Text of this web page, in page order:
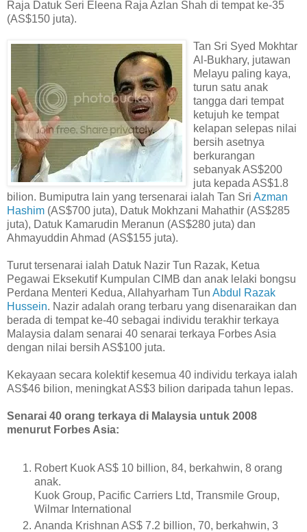
Raja Datuk Seri Eleena Raja Azlan Shah di tempat ke-35
(AS$150 juta).
Tan Sri Syed Mokhtar
Al-Bukhary, jutawan
Melayu paling kaya,
turun satu anak
tangga dari tempat
ketujuh ke tempat
kelapan selepas nilai
bersih asetnya
berkurangan
sebanyak AS$200
juta kepada AS$1.8
bilion. Bumiputra lain yang tersenarai ialah Tan Sri Azman
Hashim (AS$700 juta), Datuk Mokhzani Mahathir (AS$285
juta), Datuk Kamarudin Meranun (AS$280 juta) dan
Ahmayuddin Ahmad (AS$155 juta).
Turut tersenarai ialah Datuk Nazir Tun Razak, Ketua
Pegawai Eksekutif Kumpulan CIMB dan anak lelaki bongsu
Perdana Menteri Kedua, Allahyarham Tun Abdul Razak
Hussein. Nazir adalah orang terbaru yang disenaraikan dan
berada di tempat ke-40 sebagai individu terakhir terkaya
Malaysia dalam senarai 40 senarai terkaya Forbes Asia
dengan nilai bersih AS$100 juta.
Kekayaan secara kolektif kesemua 40 individu terkaya ialah
AS$46 bilion, meningkat AS$3 bilion daripada tahun lepas.
Senarai 40 orang terkaya di Malaysia untuk 2008
menurut Forbes Asia:
Robert Kuok AS$ 10 billion, 84, berkahwin, 8 orang
anak.
Kuok Group, Pacific Carriers Ltd, Transmile Group,
Wilmar International
Ananda Krishnan AS$ 7.2 billion, 70, berkahwin, 3